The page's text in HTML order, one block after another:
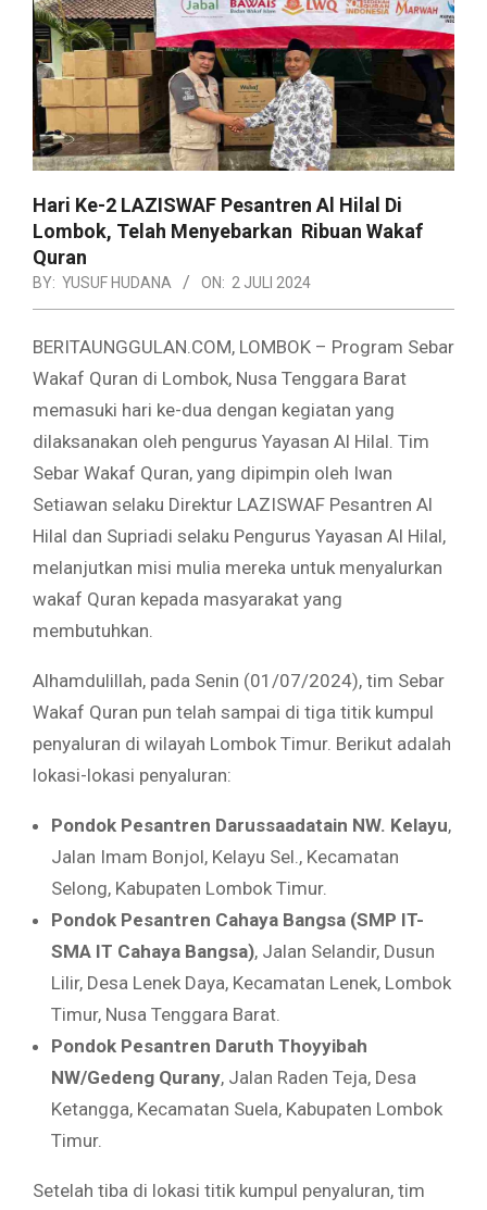
Hari Ke-2 LAZISWAF Pesantren Al Hilal Di
Lombok, Telah Menyebarkan Ribuan Wakaf
Quran
BY: YUSUF HUDANA ON: 2 JULI 2024
BERITAUNGGULAN.COM, LOMBOK – Program Sebar
Wakaf Quran di Lombok, Nusa Tenggara Barat
memasuki hari ke-dua dengan kegiatan yang
dilaksanakan oleh pengurus Yayasan Al Hilal. Tim
Sebar Wakaf Quran, yang dipimpin oleh Iwan
Setiawan selaku Direktur LAZISWAF Pesantren Al
Hilal dan Supriadi selaku Pengurus Yayasan Al Hilal,
melanjutkan misi mulia mereka untuk menyalurkan
wakaf Quran kepada masyarakat yang
membutuhkan.
Alhamdulillah, pada Senin (01/07/2024), tim Sebar
Wakaf Quran pun telah sampai di tiga titik kumpul
penyaluran di wilayah Lombok Timur. Berikut adalah
lokasi-lokasi penyaluran:
Pondok Pesantren Darussaadatain NW. Kelayu,
Jalan Imam Bonjol, Kelayu Sel., Kecamatan
Selong, Kabupaten Lombok Timur.
Pondok Pesantren Cahaya Bangsa (SMP IT-
SMA IT Cahaya Bangsa), Jalan Selandir, Dusun
Lilir, Desa Lenek Daya, Kecamatan Lenek, Lombok
Timur, Nusa Tenggara Barat.
Pondok Pesantren Daruth Thoyyibah
NW/Gedeng Qurany, Jalan Raden Teja, Desa
Ketangga, Kecamatan Suela, Kabupaten Lombok
Timur.
Setelah tiba di lokasi titik kumpul penyaluran, tim